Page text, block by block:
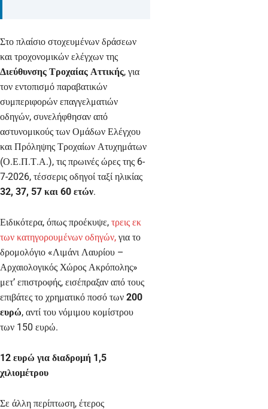
Στο πλαίσιο στοχευμένων δράσεων
και τροχονομικών ελέγχων της
Διεύθυνσης Τροχαίας Αττικής, για
τον εντοπισμό παραβατικών
συμπεριφορών επαγγελματιών
οδηγών, συνελήφθησαν από
αστυνομικούς των Ομάδων Ελέγχου
και Πρόληψης Τροχαίων Ατυχημάτων
(Ο.Ε.Π.Τ.Α.), τις πρωινές ώρες της 6-
7-2026, τέσσερις οδηγοί ταξί ηλικίας
32, 37, 57 και 60 ετών.
Ειδικότερα, όπως προέκυψε, τρεις εκ
των κατηγορουμένων οδηγών, για το
δρομολόγιο «Λιμάνι Λαυρίου –
Αρχαιολογικός Χώρος Ακρόπολης»
μετ’ επιστροφής, εισέπραξαν από τους
επιβάτες το χρηματικό ποσό των 200
ευρώ, αντί του νόμιμου κομίστρου
των 150 ευρώ.
12 ευρώ για διαδρομή 1,5
χιλιομέτρου
Σε άλλη περίπτωση, έτερος